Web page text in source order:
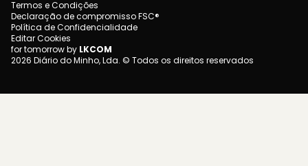
Termos e Condições
Declaração de compromisso FSC®
Política de Confidencialidade
Editar Cookies
for tomorrow by LKCOM
2026 Diário do Minho, Lda. © Todos os direitos reservados